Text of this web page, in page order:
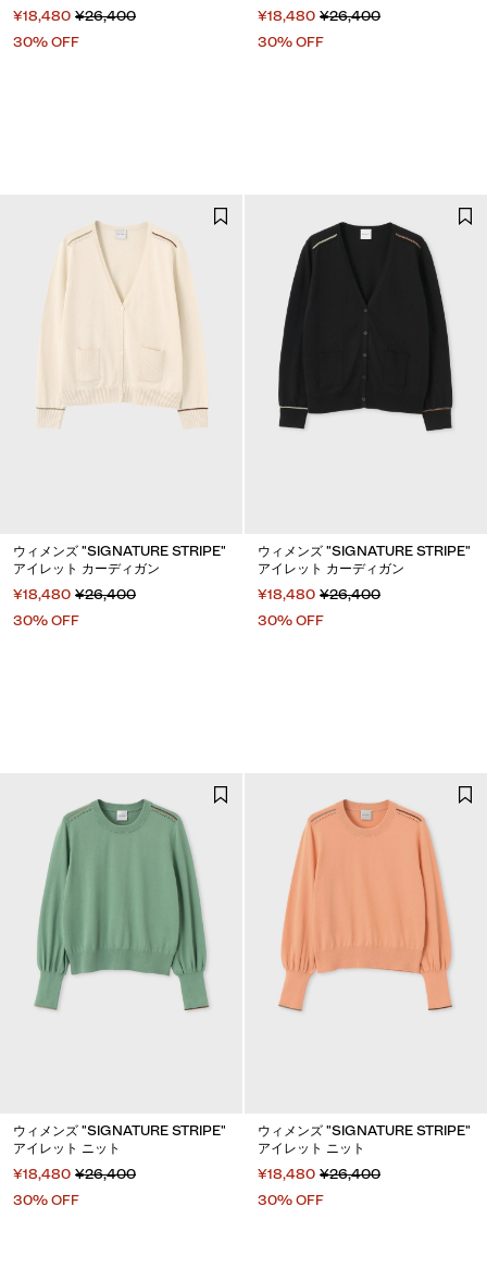
¥18,480 ¥26,400
30% OFF
¥18,480 ¥26,400
30% OFF
ウィメンズ "SIGNATURE STRIPE"
アイレット カーディガン
¥18,480 ¥26,400
30% OFF
ウィメンズ "SIGNATURE STRIPE"
アイレット カーディガン
¥18,480 ¥26,400
30% OFF
ウィメンズ "SIGNATURE STRIPE"
アイレット ニット
¥18,480 ¥26,400
30% OFF
ウィメンズ "SIGNATURE STRIPE"
アイレット ニット
¥18,480 ¥26,400
30% OFF